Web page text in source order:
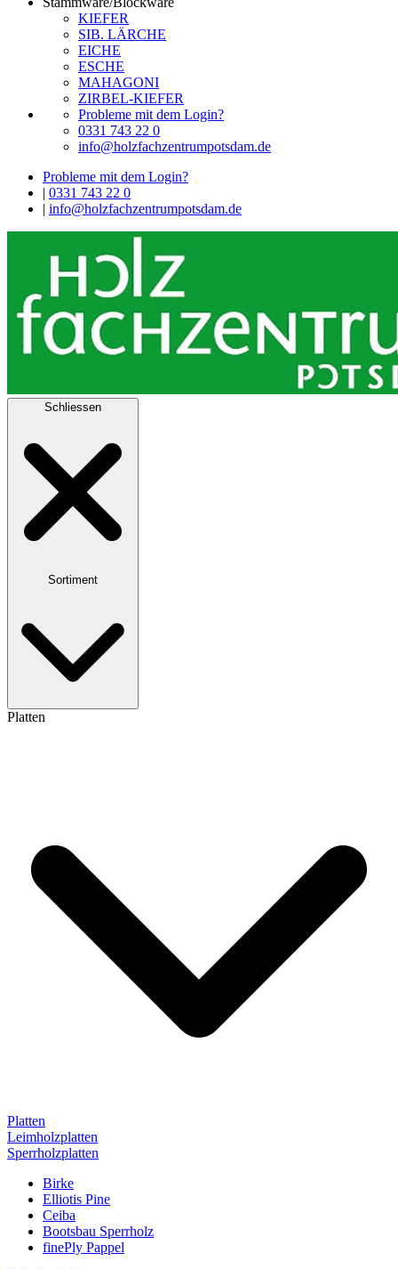
KIEFER
SIB. LÄRCHE
EICHE
ESCHE
MAHAGONI
ZIRBEL-KIEFER
Probleme mit dem Login?
0331 743 22 0
info@holzfachzentrumpotsdam.de
Probleme mit dem Login?
| 0331 743 22 0
| info@holzfachzentrumpotsdam.de
Schliessen
Sortiment
Platten
Platten
Leimholzplatten
Sperrholzplatten
Birke
Elliotis Pine
Ceiba
Bootsbau Sperrholz
finePly Pappel